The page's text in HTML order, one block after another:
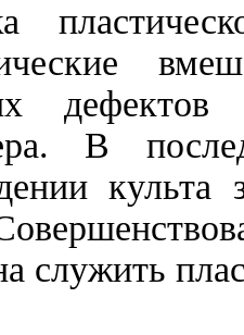
дефектов
В
культа
служить